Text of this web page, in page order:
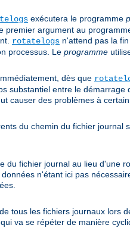
exécutera le programme
premier argument au
rotatelogs n'attend pas la
processus. Le programme
dès que
substantiel entre le
causer des problèmes à
du chemin du fichier journal
du fichier journal au lieu d'une
n'étant ici pas
tous les fichiers journaux lors
va se répéter de manière